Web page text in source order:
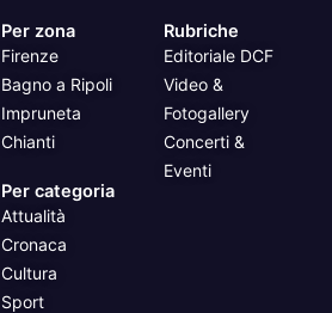
Per zona
Firenze
Bagno a Ripoli
Impruneta
Chianti
Per categoria
Attualità
Cronaca
Cultura
Sport
Rubriche
Editoriale DCF
Video &
Fotogallery
Concerti &
Eventi